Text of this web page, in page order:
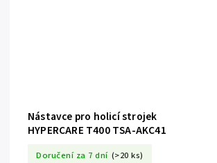
Nástavce pro holicí strojek
HYPERCARE T400 TSA-AKC41
Doručení za 7 dní (>20 ks)